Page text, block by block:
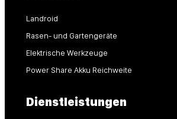
Landroid
Rasen- und Gartengeräte
Elektrische Werkzeuge
Power Share Akku Reichweite
Dienstleistungen